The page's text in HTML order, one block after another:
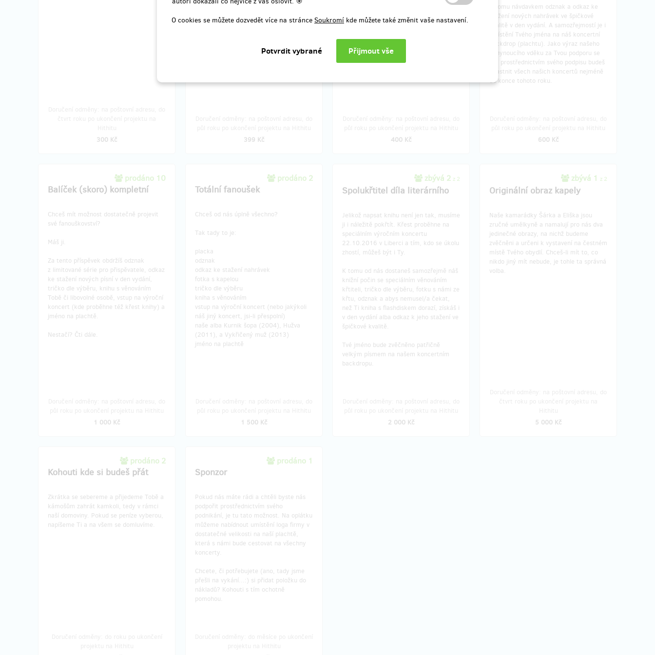
O cookies se můžete dozvedět více na stránce Soukromí kde můžete také změnit vaše nastavení.
300 Kč
důmyslně skrytý flashdisk s novým
albem. To chceš.
399 Kč
K tomu odkaz, odznak jako bonus i
výročním koncertu v Bunkru osobně
ověřit.
400 Kč
K tomu návdavkem odznak a odkaz ke
stažení nových nahrávek ve špičkové
kvalitě v den vydání. A samozřejmostí je i
umístění Tvého jména na náš koncertní
backdrop (plachtu). Jako výraz našeho
nehynoucího vděku za Tvou podporu se
tak prostřednictvím svého podpisu budeš
účastnit všech našich koncertů nejméně
do konce tohoto roku.
600 Kč
prodáno 10
Balíček (skoro) kompletní
Chceš mít možnost dostatečně projevit
své fanouškovství?
Máš ji.
Za tento příspěvek obdržíš odznak
z limitované série pro přispěvatele, odkaz
ke stažení nových písní v den vydání,
tričko dle výběru, knihu s věnováním
Tobě či libovolné osobě, vstup na výroční
koncert (kde proběhne též křest knihy) a
jméno na plachtě.
Nestačí? Čti dále.
1 000 Kč
prodáno 2
Totální fanoušek
Chceš od nás úplně všechno?
Tak tady to je:
placka
odznak
odkaz ke stažení nahrávek
fotka s kapelou
tričko dle výběru
kniha s věnováním
vstup na výroční koncert (nebo jakýkoli
náš jiný koncert, jsi-li přespolní)
naše alba Kurnik šopa (2004), Hužva
(2011), a Vykřičený muž (2013)
jméno na plachtě
1 500 Kč
zbývá 2 z 2
Spolukřtitel díla literárního
Jelikož napsat knihu není jen tak, musíme
ji i náležitě pokřtít. Křest proběhne na
speciálním výročním koncertu
22.10.2016 v Liberci a tím, kdo se úkolu
zhostí, můžeš být i Ty.
K tomu od nás dostaneš samozřejmě náš
knižní počin se speciálním věnováním
křtiteli, tričko dle výběru, fotku s námi ze
křtu, odznak a abys nemusel/a čekat,
než Ti kniha s flashdiskem dorazí, získáš i
v den vydání alba odkaz k jeho stažení ve
špičkové kvalitě.
Tvé jméno bude zvěčněno patřičně
velkým písmem na našem koncertním
backdropu.
2 000 Kč
zbývá 1 z 2
Originální obraz kapely
Naše kamarádky Šárka a Eliška jsou
zručné umělkyně a namalují pro nás dva
jedinečné obrazy, na nichž budeme
zvěčněni a určeni k vystavení na čestném
místě Tvého obydlí. Chceš-li mít to, co
nikdo jiný mít nebude, je tohle ta správná
volba.
5 000 Kč
prodáno 2
Kohouti kde si budeš přát
Zkrátka se sebereme a přijedeme Tobě a
kámošům zahrát kamkoli, tedy v rámci
naší domoviny. Pokud se peníze vyberou,
napíšeme Ti a na všem se domluvíme.
prodáno 1
Sponzor
Pokud nás máte rádi a chtěli byste nás
podpořit prostřednictvím svého
podnikání, je tu tato možnost. Na oplátku
můžeme nabídnout umístění loga firmy v
dostatečné velikosti na naší plachtě,
která s námi bude cestovat na všechny
koncerty.
Chcete, či potřebujete (ano, tady jsme
přešli na vykání...:) si přidat položku do
nákladů? Kohouti s tím ochotně
pomohou.